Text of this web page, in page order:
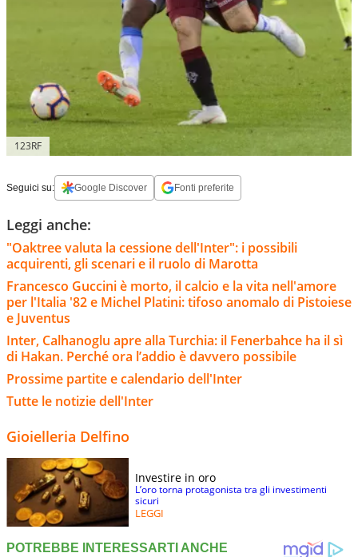
123RF
Seguici su: Google Discover Fonti preferite
Leggi anche:
"Oaktree valuta la cessione dell'Inter": i possibili
acquirenti, gli scenari e il ruolo di Marotta
Francesco Guccini è morto, il calcio e la vita nell'amore
per l'Italia '82 e Michel Platini: tifoso anomalo di Pistoiese
e Juventus
Inter, Calhanoglu apre alla Turchia: il Fenerbahce ha il sì
di Hakan. Perché ora l’addio è davvero possibile
Prossime partite e calendario dell'Inter
Tutte le notizie dell'Inter
Gioielleria Delfino
Investire in oro
L’oro torna protagonista tra gli investimenti
sicuri
LEGGI